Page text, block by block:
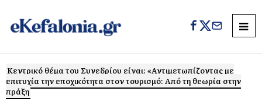
Κεντρικό θέμα του Συνεδρίου είναι: «Αντιμετωπίζοντας με
επιτυχία την εποχικότητα στον τουρισμό: Από τη θεωρία στην
πράξη